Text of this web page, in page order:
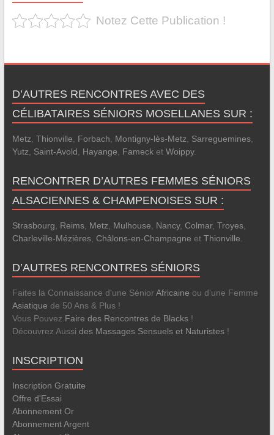
Notez Cette Publication !
D’AUTRES RENCONTRES AVEC DES
CÉLIBATAIRES SÉNIORS MOSELLANES SUR :
Metz Thionville Forbach Montigny-lès-Metz Sarreguemines,
Yutz
Saint-Avold Hayange Famecket Woippy.
RENCONTRER D’AUTRES FEMMES SÉNIORS
ALSACIENNES & CHAMPENOISES SUR :
Strasbourg Reims, Metz Mulhouse Nancy, Colmar, Troyes,
Charleville-Mézières, Châlons-en-Champagne et Thionville
D’AUTRES RENCONTRES SÉNIORS
Faites la Connaissance d'une SéniorAfricaine ou d'une Femme
Asiatique de 50 Ans & Plus !
Vous Pouvez Faire des Rencontres de Blacks!
Découvrez Aussi des Massages Sensuels et Naturistes!
INSCRIPTION
Inscription Gratuite
Offre d'Essai
Abonnement Or
Abonnement Argent